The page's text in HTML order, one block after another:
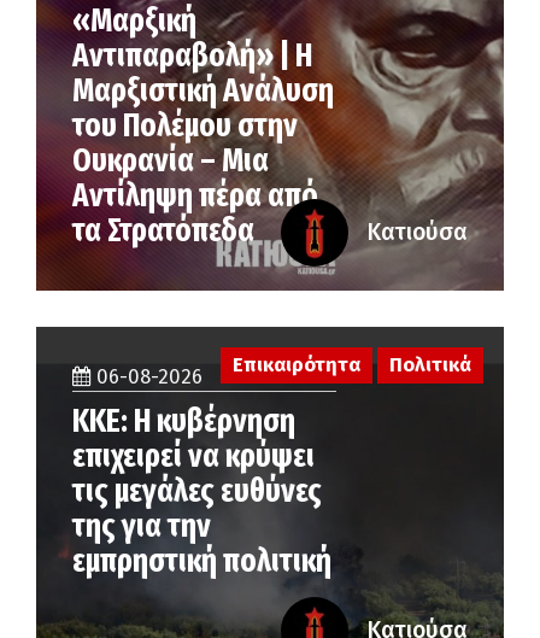
«Μαρξική
Αντιπαραβολή» | Η
Μαρξιστική Ανάλυση
του Πολέμου στην
Ουκρανία – Μια
Αντίληψη πέρα από
τα Στρατόπεδα
Κατιούσα
06-08-2026
ΚΚΕ: Η κυβέρνηση
επιχειρεί να κρύψει
τις μεγάλες ευθύνες
της για την
εμπρηστική πολιτική
Επικαιρότητα Πολιτικά
Κατιούσα